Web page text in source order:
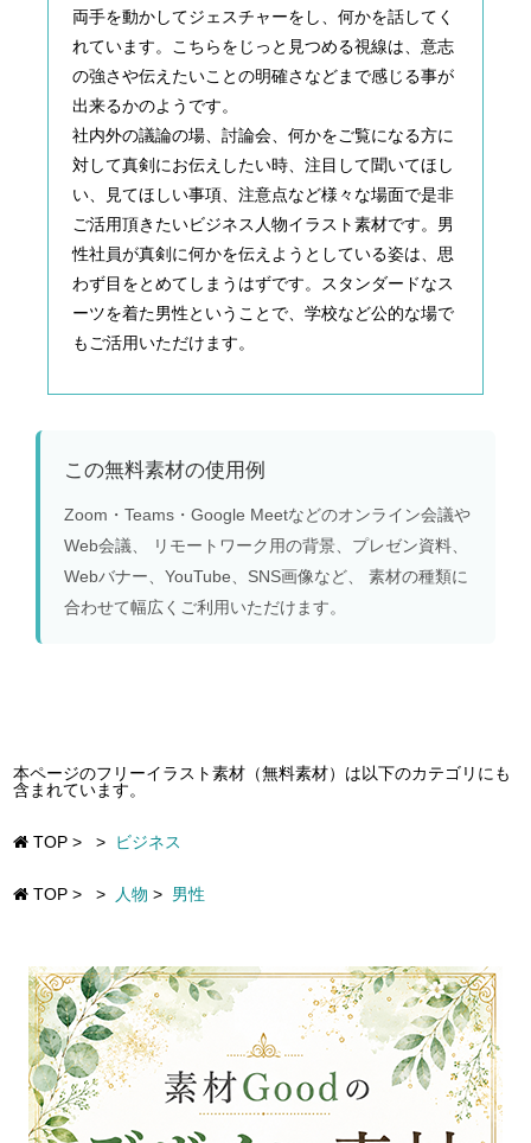
両手を動かしてジェスチャーをし、何かを話してく
れています。こちらをじっと見つめる視線は、意志
の強さや伝えたいことの明確さなどまで感じる事が
出来るかのようです。
社内外の議論の場、討論会、何かをご覧になる方に
対して真剣にお伝えしたい時、注目して聞いてほし
い、見てほしい事項、注意点など様々な場面で是非
ご活用頂きたいビジネス人物イラスト素材です。男
性社員が真剣に何かを伝えようとしている姿は、思
わず目をとめてしまうはずです。スタンダードなス
ーツを着た男性ということで、学校など公的な場で
もご活用いただけます。
この無料素材の使用例
Zoom・Teams・Google Meetなどのオンライン会議や
Web会議、 リモートワーク用の背景、プレゼン資料、
Webバナー、YouTube、SNS画像など、 素材の種類に
合わせて幅広くご利用いただけます。
本ページのフリーイラスト素材（無料素材）は以下のカテゴリにも
含まれています。
TOP > > ビジネス
TOP > > 人物 > 男性